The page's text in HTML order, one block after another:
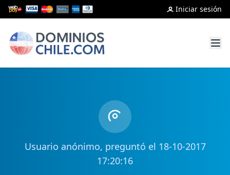
Iniciar sesión
Usuario anónimo, preguntó el 18-10-2017
17:20:16